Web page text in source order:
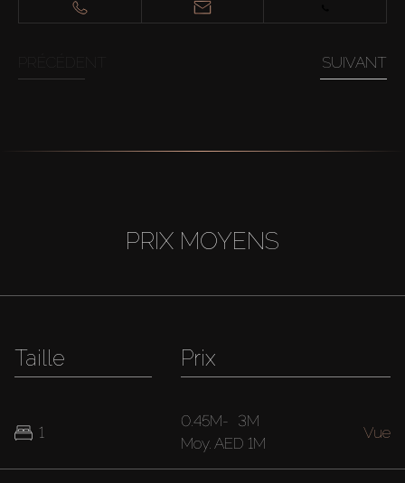
SUIVANT
PRIX MOYENS
Taille
1
Prix
0.45M- 3M
Moy. AED 1M
Vue